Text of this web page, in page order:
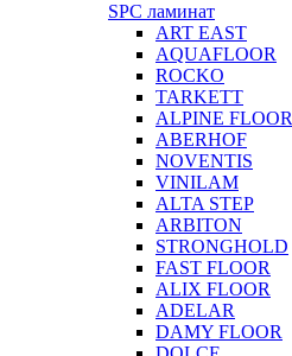
SPC ламинат
ART EAST
AQUAFLOOR
ROCKO
TARKETT
ALPINE FLOOR
ABERHOF
NOVENTIS
VINILAM
ALTA STEP
ARBITON
STRONGHOLD
FAST FLOOR
ALIX FLOOR
ADELAR
DAMY FLOOR